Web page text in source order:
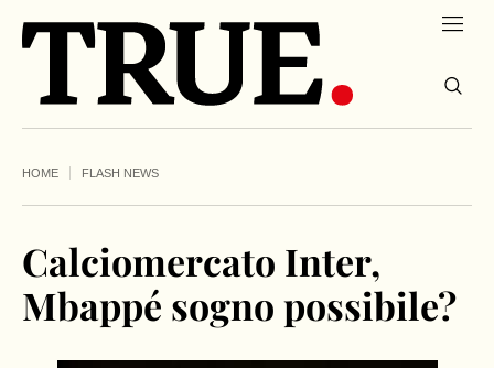
HOME FLASH NEWS
Calciomercato Inter,
Mbappé sogno possibile?